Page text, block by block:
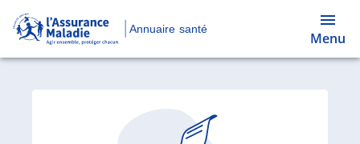
Annuaire santé
Menu